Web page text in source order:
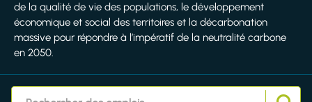
de la qualité de vie des populations, le développement
économique et social des territoires et la décarbonation
massive pour répondre à l’impératif de la neutralité carbone
en 2050.